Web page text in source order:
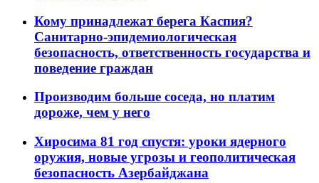
Кому принадлежат берега Каспия?
Санитарно-эпидемиологическая
безопасность, ответственность государства и
поведение граждан
Производим больше соседа, но платим
дороже, чем у него
Хиросима 81 год спустя: уроки ядерного
оружия, новые угрозы и геополитическая
безопасность Азербайджана